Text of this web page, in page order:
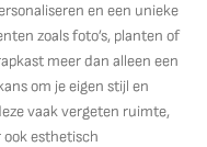
en een unieke
zoals foto’s, planten of
meer dan alleen een
om je eigen stijl en
vaak vergeten ruimte,
esthetisch